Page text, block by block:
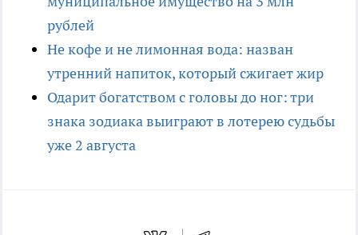
рублей
Не кофе и не лимонная вода: назван
утренний напиток, который сжигает жир
Одарит богатством с головы до ног: три
знака зодиака выиграют в лотерею судьбы
уже 2 августа